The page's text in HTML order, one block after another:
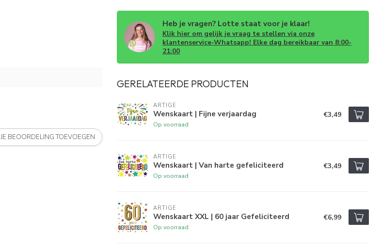
JE BEOORDELING TOEVOEGEN
Heb je vragen? Lotte staat voor je klaar!
Klik hier om gelijk je vraag te stellen via onze
klantenservice-Whatsapp! Elke dag bereikbaar van 8:00-
21:00
GERELATEERDE PRODUCTEN
ARTIGE
Wenskaart | Fijne verjaardag
Op voorraad
€3,49
ARTIGE
Wenskaart | Van harte gefeliciteerd
Op voorraad
€3,49
ARTIGE
Wenskaart XXL | 60 jaar Gefeliciteerd
Op voorraad
€6,99